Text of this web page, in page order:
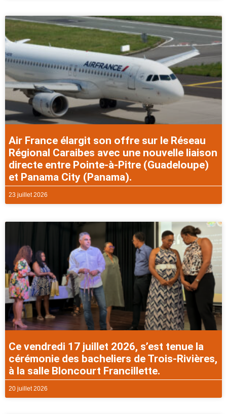
Air France élargit son offre sur le Réseau
Régional Caraibes avec une nouvelle liaison
directe entre Pointe-à-Pitre (Guadeloupe)
et Panama City (Panama).
23 juillet 2026
Ce vendredi 17 juillet 2026, s’est tenue la
cérémonie des bacheliers de Trois-Rivières,
à la salle Bloncourt Francillette.
20 juillet 2026